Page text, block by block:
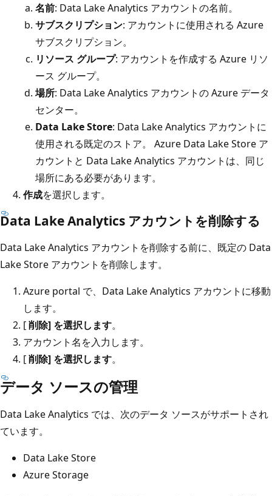
名前: Data Lake Analytics アカウントの名前。
サブスクリプション: アカウントに使用される Azure
サブスクリプション。
リソース グループ: アカウントを作成する Azure リソ
ース グループ。
場所: Data Lake Analytics アカウントの Azure データ
センター。
Data Lake Store: Data Lake Analytics アカウントに
使用される既定のストア。 Azure Data Lake Store ア
カウントと Data Lake Analytics アカウントは、同じ
場所にある必要があります。
作成を選択します。
Data Lake Analytics アカウントを削除する
Data Lake Analytics アカウントを削除する前に、既定の Data
Lake Store アカウントを削除します。
Azure portal で、Data Lake Analytics アカウントに移動
します。
[削除] を選択します。
アカウント名を入力します。
[削除] を選択します。
データ ソースの管理
Data Lake Analytics では、次のデータ ソースがサポートされ
ています。
Data Lake Store
Azure Storage